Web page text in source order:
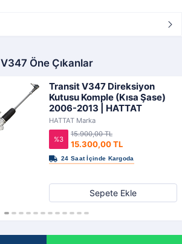
V347 Öne Çıkanlar
Transit V347 Direksiyon
Kutusu Komple (Kısa Şase)
2006-2013 | HATTAT
HATTAT Marka
%3 15.300,00 TL
15.900,00 TL
Sepete Ekle